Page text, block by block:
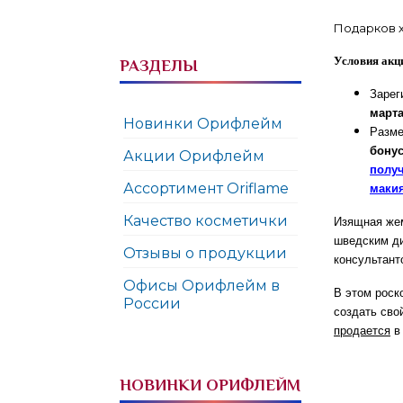
РАЗДЕЛЫ
Новинки Орифлейм
Акции Орифлейм
Ассортимент Oriflame
Качество косметички
Отзывы о продукции
Офисы Орифлейм в
России
НОВИНКИ ОРИФЛЕЙМ
Подарков
Условия
Изящная
шведским
В этом
создать
продается в